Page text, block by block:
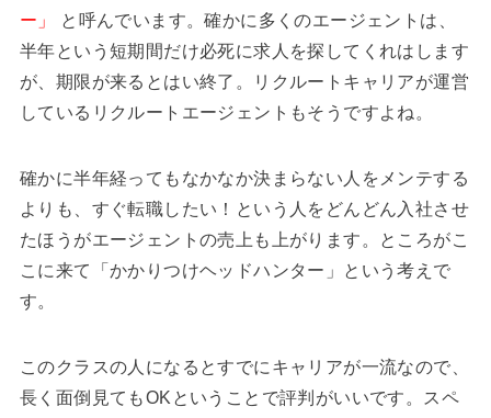
ー」
と呼んでいます。確かに多くのエージェントは、
半年という短期間だけ必死に求人を探してくれはします
が、期限が来るとはい終了。リクルートキャリアが運営
しているリクルートエージェントもそうですよね。
確かに半年経ってもなかなか決まらない人をメンテする
よりも、すぐ転職したい！という人をどんどん入社させ
たほうがエージェントの売上も上がります。ところがこ
こに来て「かかりつけヘッドハンター」という考えで
す。
このクラスの人になるとすでにキャリアが一流なので、
長く面倒見てもOKということで評判がいいです。スペ